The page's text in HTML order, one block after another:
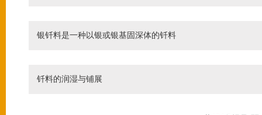
银钎料是一种以银或银基固深体的钎料
钎料的润湿与铺展